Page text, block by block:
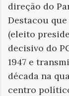
direção do
Destacou
(eleito
decisivo do
1947 e
década na
centro